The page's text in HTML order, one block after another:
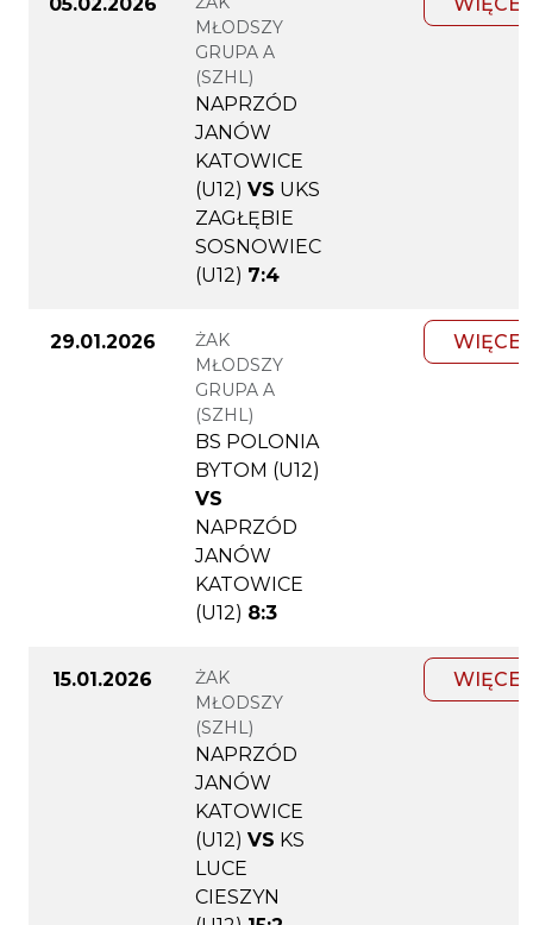
MŁODSZY
GRUPA A
(SZHL)
NAPRZÓD
JANÓW
KATOWICE
(U12) VS UKS
ZAGŁĘBIE
SOSNOWIEC
(U12) 7:4
29.01.2026
ŻAK
MŁODSZY
GRUPA A
(SZHL)
BS POLONIA
BYTOM (U12)
VS
NAPRZÓD
JANÓW
KATOWICE
(U12) 8:3
WIĘCEJ
15.01.2026
ŻAK
MŁODSZY
(SZHL)
NAPRZÓD
JANÓW
KATOWICE
(U12) VS KS
LUCE
CIESZYN
WIĘCEJ